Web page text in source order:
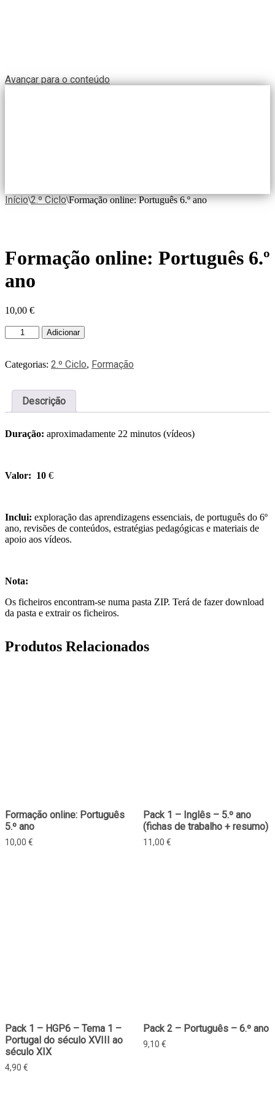
Avançar para o conteúdo
Início\2.º Ciclo\Formação online: Português 6.º ano
Formação online: Português 6.º
ano
10,00 €
Adicionar
Categorias: 2.º Ciclo, Formação
Descrição
Duração: aproximadamente 22 minutos (vídeos)
Valor: 10 €
Inclui: exploração das aprendizagens essenciais, de português do 6º
ano, revisões de conteúdos, estratégias pedagógicas e materiais de
apoio aos vídeos.
Nota:
Os ficheiros encontram-se numa pasta ZIP. Terá de fazer download
da pasta e extrair os ficheiros.
Produtos Relacionados
Formação online: Português
5.º ano
10,00 €
Pack 1 – Inglês – 5.º ano
(fichas de trabalho + resumo)
11,00 €
Pack 1 – HGP6 – Tema 1 –
Portugal do século XVIII ao
século XIX
4,90 €
Pack 2 – Português – 6.º ano
9,10 €